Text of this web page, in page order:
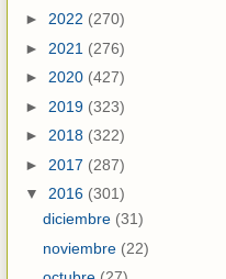
► 2022 (270)
► 2021 (276)
► 2020 (427)
► 2019 (323)
► 2018 (322)
► 2017 (287)
▼ 2016 (301)
diciembre (31)
noviembre (22)